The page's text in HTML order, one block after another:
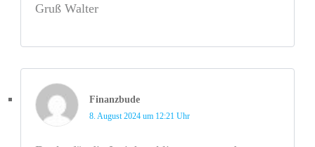
Gruß Walter
Finanzbude
8. August 2024 um 12:21 Uhr